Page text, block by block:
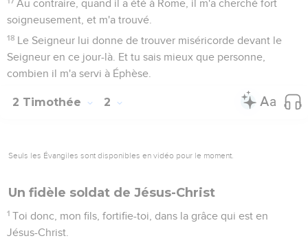
Au contraire, quand il a été à Rome, il m'a cherché fort
soigneusement, et m'a trouvé.
18 Le Seigneur lui donne de trouver miséricorde devant le
Seigneur en ce jour-là. Et tu sais mieux que personne,
combien il m'a servi à Éphèse.
2 Timothée 2
Seuls les Évangiles sont disponibles en vidéo pour le moment.
Un fidèle soldat de Jésus-Christ
1 Toi donc, mon fils, fortifie-toi, dans la grâce qui est en
Jésus-Christ.